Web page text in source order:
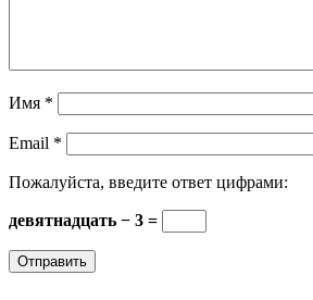
Имя *
Email *
Пожалуйста, введите ответ цифрами:
девятнадцать − 3 =